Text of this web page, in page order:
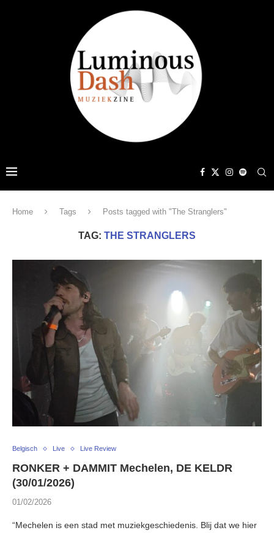
Home Tags Posts tagged with "The Stranglers"
TAG: THE STRANGLERS
Belgisch Live Live Review
RONKER + DAMMIT Mechelen, DE KELDR
(30/01/2026)
01/02/2026
“Mechelen is een stad met muziekgeschiedenis. Blij dat we hier